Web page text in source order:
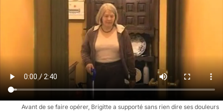
Avant de se faire opérer, Brigitte a supporté sans rien dire ses douleurs